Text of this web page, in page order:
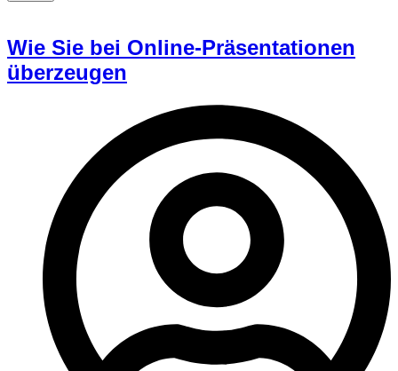
Wie Sie bei Online-Präsentationen
überzeugen